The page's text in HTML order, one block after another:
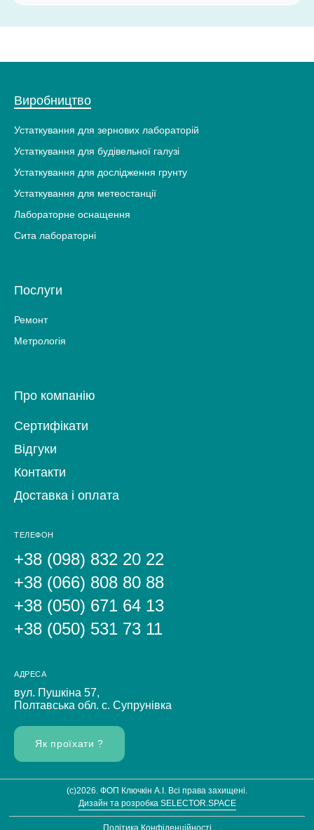
Виробництво
Устаткування для зернових лабораторій
Устаткування для будівельної галузі
Устаткування для дослідження грунту
Устаткування для метеостанції
Лабораторне оснащення
Сита лабораторні
Послуги
Ремонт
Метрологія
Про компанію
Сертифікати
Відгуки
Контакти
Доставка і оплата
ТЕЛЕФОН
+38 (098) 832 20 22
+38 (066) 808 80 88
+38 (050) 671 64 13
+38 (050) 531 73 11
АДРЕСА
вул. Пушкіна 57,
Полтавська обл. с. Супрунівка
Як проїхати ?
(c)2026. ФОП Ключкiн А.I. Всі права захищені.
Дизайн та розробка SELECTOR.SPACE
Політика Конфіденційності